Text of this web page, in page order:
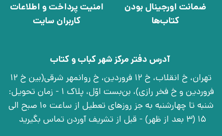
ضمانت اورجینال بودن
کتاب‌ها
امنیت پرداخت و اطلاعات
کاربران سایت
آدرس دفتر مرکز شهر کباب و کتاب
تهران، خ انقلاب، خ 12 فروردین، خ روانمهر شرقی(بین خ 12
فروردین و خ فخر رازی)، بن‌بست اوّل، پلاک 1 - زمان تحویل:
شنبه تا چهارشنبه به جز روزهای تعطیل از ساعت 10 صبح الی
15 (3 بعد از ظهر) - قبل از تشریف آوردن تماس بگیرید